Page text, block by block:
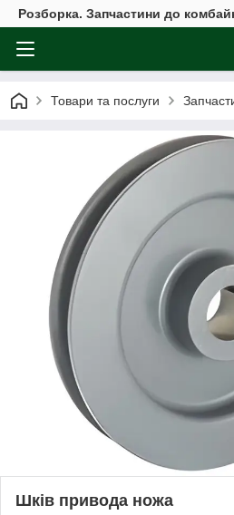
Розборка. Запчастини до
Товари та послуги
Шків привода ножа